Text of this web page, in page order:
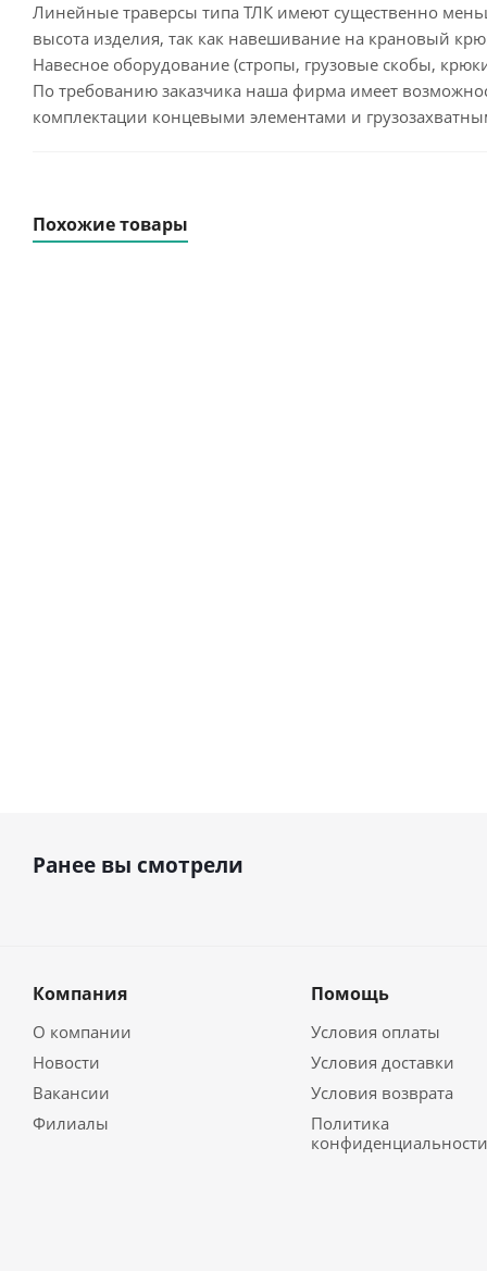
Линейные траверсы типа ТЛК имеют существенно
высота изделия, так как навешивание на крановый
Навесное оборудование (стропы, грузовые скобы,
По требованию заказчика наша фирма имеет
комплектации концевыми элементами и
Похожие товары
Ранее вы смотрели
Компания
О компании
Новости
Вакансии
Филиалы
Помощь
Условия оплаты
Условия доставки
Условия возврата
Политика
конфиденциальности